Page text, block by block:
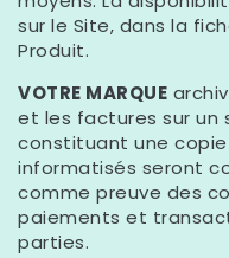
sur le Site, dans la
Produit.
VOTRE MARQUE
et les factures sur un
constituant une
informatisés seront
comme preuve des
paiements et
parties.